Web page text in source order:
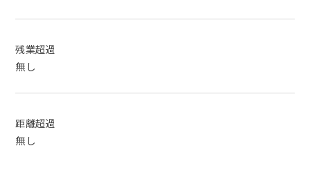
残業超過
無し
距離超過
無し